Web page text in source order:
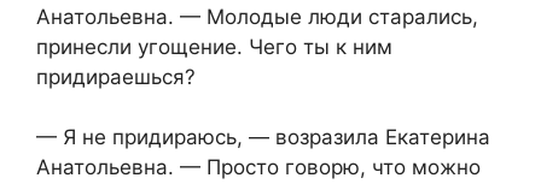
Анатольевна. — Молодые люди старались,
принесли угощение. Чего ты к ним
придираешься?
— Я не придираюсь, — возразила Екатерина
Анатольевна. — Просто говорю, что можно